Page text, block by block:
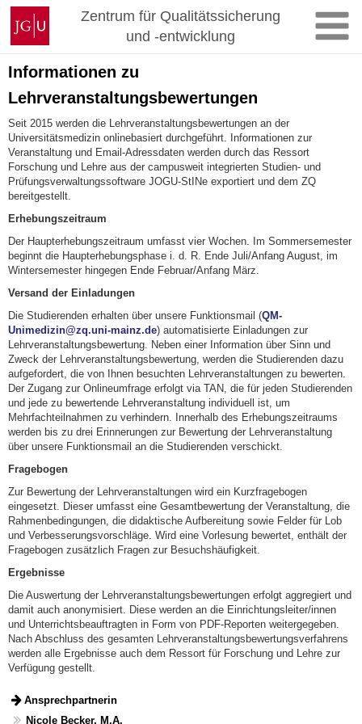
Zum
Inhalt
springen
Johannes
Gutenberg-
Universität
Mainz
Zentrum für Qualitätssicherung
und -entwicklung
Informationen zu
Lehrveranstaltungsbewertungen
Seit 2015 werden die Lehrveranstaltungsbewertungen an der
Universitätsmedizin onlinebasiert durchgeführt. Informationen zur
Veranstaltung und Email-Adressdaten werden durch das Ressort
Forschung und Lehre aus der campusweit integrierten Studien- und
Prüfungsverwaltungssoftware JOGU-StINe exportiert und dem ZQ
bereitgestellt.
Erhebungszeitraum
Der Haupterhebungszeitraum umfasst vier Wochen. Im Sommersemester
beginnt die Haupterhebungsphase i. d. R. Ende Juli/Anfang August, im
Wintersemester hingegen Ende Februar/Anfang März.
Versand der Einladungen
Die Studierenden erhalten über unsere Funktionsmail (QM-
Unimedizin@zq.uni-mainz.de) automatisierte Einladungen zur
Lehrveranstaltungsbewertung. Neben einer Information über Sinn und
Zweck der Lehrveranstaltungsbewertung, werden die Studierenden dazu
aufgefordert, die von Ihnen besuchten Lehrveranstaltungen zu bewerten.
Der Zugang zur Onlineumfrage erfolgt via TAN, die für jeden Studierenden
und jede zu bewertende Lehrveranstaltung individuell ist, um
Mehrfachteilnahmen zu verhindern. Innerhalb des Erhebungszeitraums
werden bis zu drei Erinnerungen zur Bewertung der Lehrveranstaltung
über unsere Funktionsmail an die Studierenden verschickt.
Fragebogen
Zur Bewertung der Lehrveranstaltungen wird ein Kurzfragebogen
eingesetzt. Dieser umfasst eine Gesamtbewertung der Veranstaltung, die
Rahmenbedingungen, die didaktische Aufbereitung sowie Felder für Lob
und Verbesserungsvorschläge. Wird eine Vorlesung bewertet, enthält der
Fragebogen zusätzlich Fragen zur Besuchshäufigkeit.
Ergebnisse
Die Auswertung der Lehrveranstaltungsbewertungen erfolgt aggregiert und
damit auch anonymisiert. Diese werden an die Einrichtungsleiter/innen
und Unterrichtsbeauftragten in Form von PDF-Reporten weitergegeben.
Nach Abschluss des gesamten Lehrveranstaltungsbewertungsverfahrens
werden alle Ergebnisse auch dem Ressort für Forschung und Lehre zur
Verfügung gestellt.
Ansprechpartnerin
Nicole Becker, M.A.